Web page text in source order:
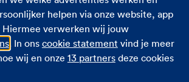
helpen via onze website, app
Hiermee verwerken wij jouw
. In ons cookie statement vind je meer
wij en onze 13 partnersdeze cookies